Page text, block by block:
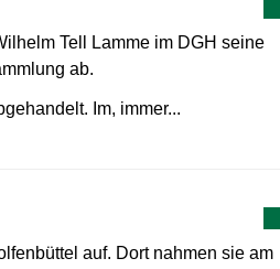
Tell Lamme im DGH seine
ab.
Im, immer...
auf. Dort nahmen sie am